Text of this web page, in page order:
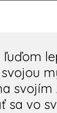
ľuďom
svojím
sa vo